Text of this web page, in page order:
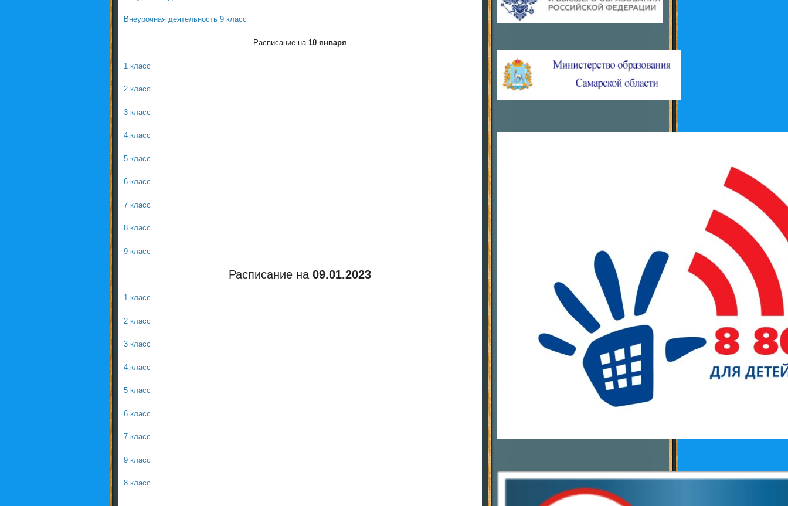
Внеурочная деятельность 9 класс
Расписание на 10 января
1 класс
2 класс
3 класс
4 класс
5 класс
6 класс
7 класс
8 класс
9 класс
Расписание на 09.01.2023
1 класс
2 класс
3 класс
4 класс
5 класс
6 класс
7 класс
9 класс
8 класс